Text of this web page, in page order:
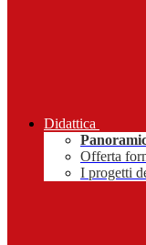
Didattica
Offerta
I progetti